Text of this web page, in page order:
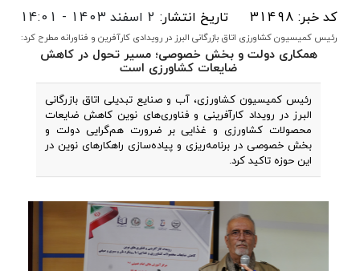
کد خبر: 31498 تاریخ انتشار: 2 اسفند 1403 - 14:01
رئیس کمیسیون کشاورزی اتاق بازرگانی البرز در رویدادی کارآفرین و فناورانه مطرح کرد:
همکاری دولت و بخش خصوصی؛ مسیر تحول در کاهش
ضایعات کشاورزی است
رئیس کمیسیون کشاورزی، آب و صنایع تبدیلی اتاق بازرگانی
البرز در رویداد کارآفرینی و فناوری‌های نوین کاهش ضایعات
محصولات کشاورزی و غذایی بر ضرورت هم‌گرایی دولت و
بخش خصوصی در برنامه‌ریزی و پیاده‌سازی راهکارهای نوین در
این حوزه تاکید کرد.